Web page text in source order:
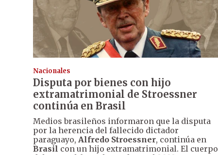
Nacionales
Disputa por bienes con hijo
extramatrimonial de Stroessner
continúa en Brasil
Medios brasileños informaron que la disputa
por la herencia del fallecido dictador
paraguayo, Alfredo Stroessner, continúa en
Brasil con un hijo extramatrimonial. El cuerpo